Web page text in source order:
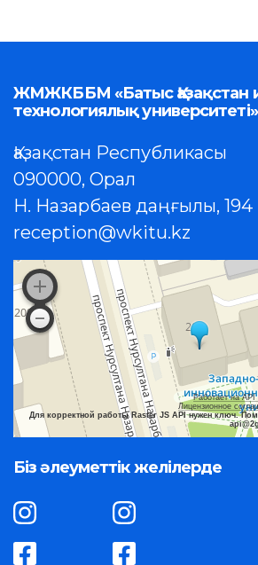
ЖМЖКББМ «Батыс Қазақстан
технологиялық университеті»
Қазақстан Республикасы
090000, Орал
Н. Назарбаев даңғылы, 194
reception@wkitu.kz
Работает на
Лицензионное
Для корректной работы Raster JS API нужен ключ.
Біз әлеуметтік желілерде